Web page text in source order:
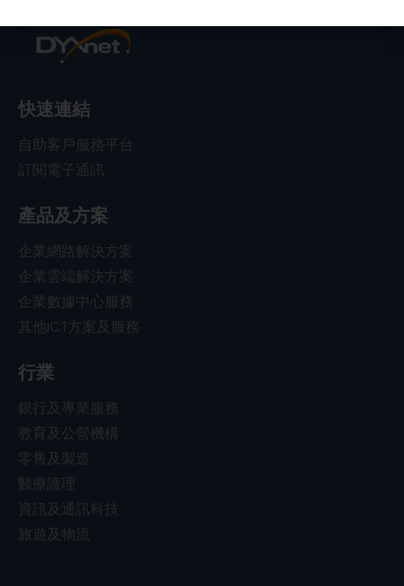
快速連結
自助客戶服務平台
訂閱電子通訊
產品及方案
企業網路解決方案
企業雲端解決方案
企業數據中心服務
其他ICT方案及服務
行業
銀行及專業服務
教育及公營機構
零售及製造
醫療護理
資訊及通訊科技
旅遊及物流